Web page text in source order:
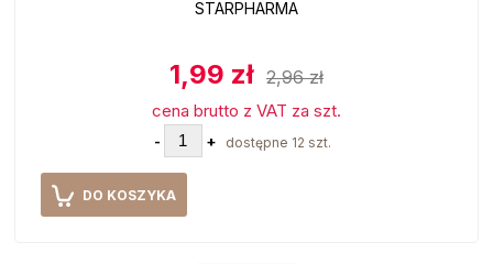
STARPHARMA
1,99 zł 2,96 zł
cena brutto z VAT za szt.
- + dostępne 12 szt.
DO KOSZYKA